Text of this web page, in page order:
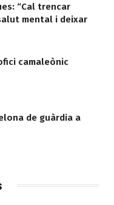
“Cal trencar
mental i deixar
camaleònic
de guàrdia a